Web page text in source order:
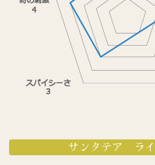
サンタテア ライ